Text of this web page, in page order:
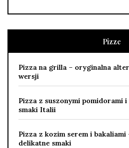
Pizze
Pizza na grilla – oryginalna
wersji
Pizza z suszonymi pomidorami
smaki Italii
Pizza z kozim serem i bakaliami
delikatne smaki